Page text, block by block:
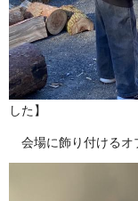
した】
会場に飾り付けるオ